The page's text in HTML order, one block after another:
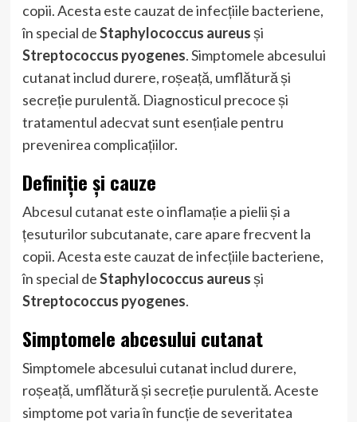
copii. Acesta este cauzat de infecțiile bacteriene,
în special deStaphylococcus aureusși
Streptococcus pyogenes. Simptomele abcesului
cutanat includ durere, roșeață, umflătură și
secreție purulentă. Diagnosticul precoce și
tratamentul adecvat sunt esențiale pentru
prevenirea complicațiilor.
Definiție și cauze
Abcesul cutanat este o inflamație a pielii și a
țesuturilor subcutanate, care apare frecvent la
copii. Acesta este cauzat de infecțiile bacteriene,
în special deStaphylococcus aureusși
Streptococcus pyogenes.
Simptomele abcesului cutanat
Simptomele abcesului cutanat includ durere,
roșeață, umflătură și secreție purulentă. Aceste
simptome pot varia în funcție de severitatea